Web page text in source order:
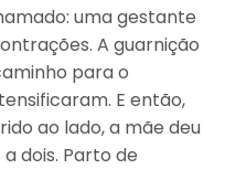
uma gestante
A guarnição
para o
E então,
ao lado, a mãe deu
dois. Parto de